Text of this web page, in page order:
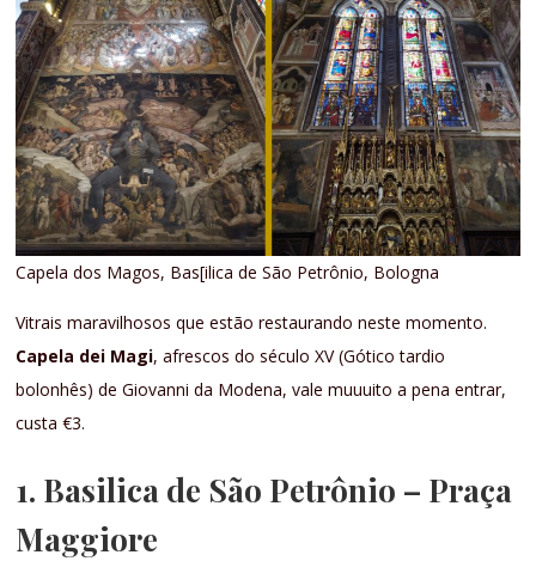
Capela dos Magos, Bas[ilica de São Petrônio, Bologna
Vitrais maravilhosos que estão restaurando neste momento.
Capela dei Magi, afrescos do século XV (Gótico tardio
bolonhês) de Giovanni da Modena, vale muuuito a pena entrar,
custa €3.
1. Basilica de São Petrônio – Praça
Maggiore